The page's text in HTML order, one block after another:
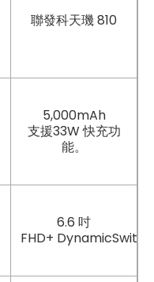
聯發科天璣 810
5,000mAh
支援33W 快充功
能。
6.6 吋
FHD+